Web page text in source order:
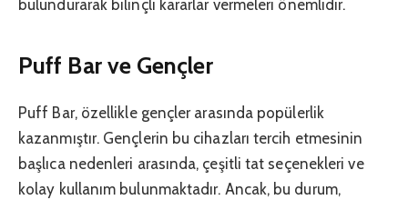
bulundurarak bilinçli kararlar vermeleri önemlidir.
Puff Bar ve Gençler
Puff Bar, özellikle gençler arasında popülerlik
kazanmıştır. Gençlerin bu cihazları tercih etmesinin
başlıca nedenleri arasında, çeşitli tat seçenekleri ve
kolay kullanım bulunmaktadır. Ancak, bu durum,